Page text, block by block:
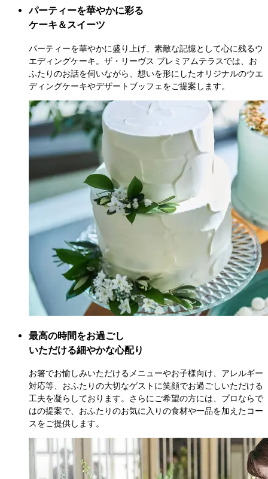
パーティーを華やかに彩る
ケーキ＆スイーツ
パーティーを華やかに盛り上げ、素敵な記憶として心に残るウ
エディングケーキ。ザ・リーヴス プレミアムテラスでは、お
ふたりのお話を伺いながら、想いを形にしたオリジナルのウエ
ディングケーキやデザートブッフェをご提案します。
最高の時間をお過ごし
いただける細やかな心配り
お箸でお愉しみいただけるメニューやお子様向け、アレルギー
対応等、おふたりの大切なゲストに笑顔でお過ごしいただける
工夫を凝らしております。さらにご希望の方には、プロならで
はの提案で、おふたりのお気に入りの食材や一品を加えたコー
スをご提供します。